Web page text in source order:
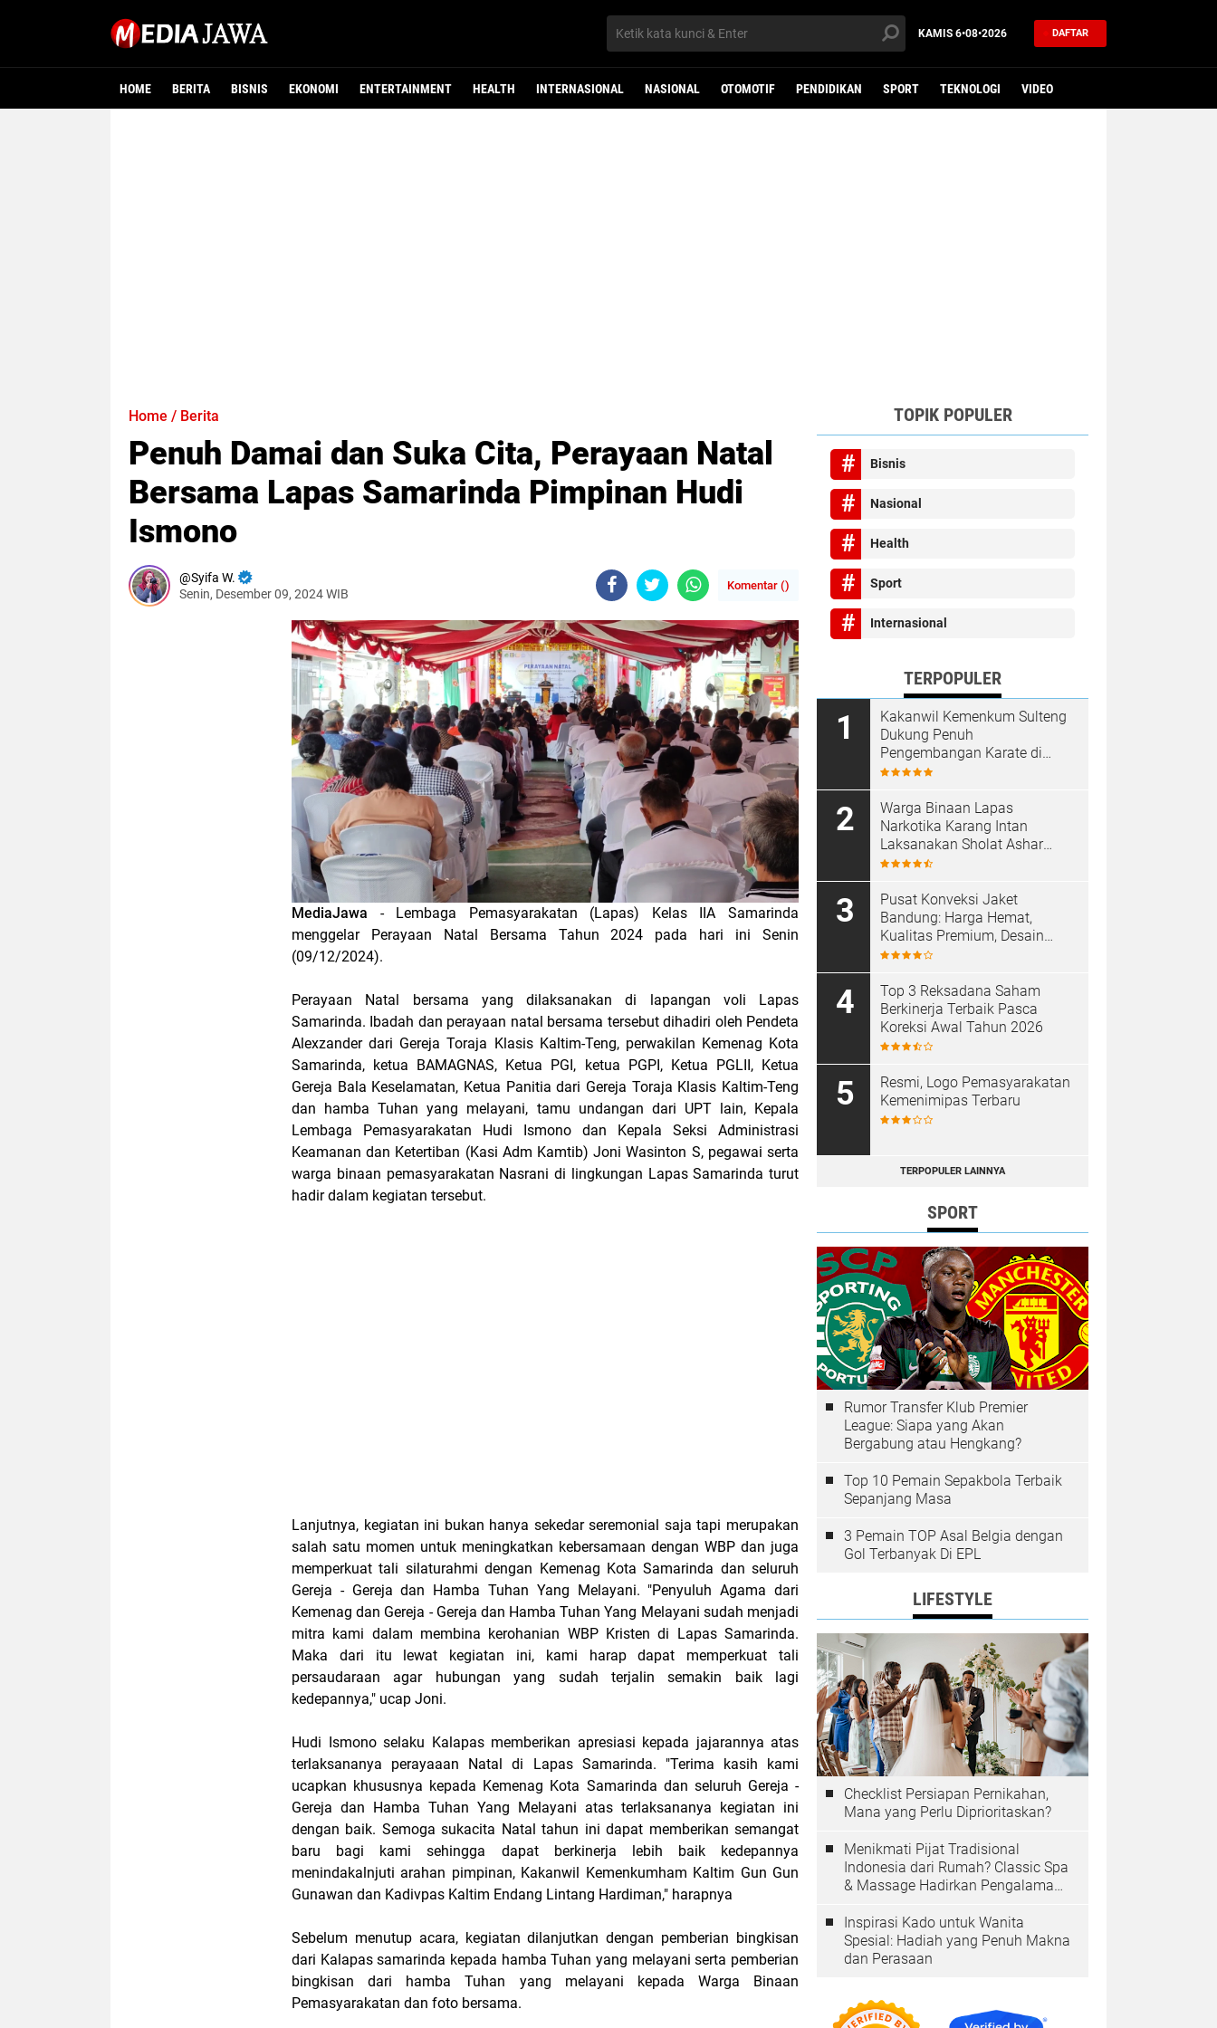
KAMIS 6•08•2026 DAFTAR
HOME BERITA BISNIS EKONOMI ENTERTAINMENT HEALTH INTERNASIONAL NASIONAL OTOMOTIF PENDIDIKAN SPORT TEKNOLOGI VIDEO
Home / Berita
Penuh Damai dan Suka Cita, Perayaan Natal
Bersama Lapas Samarinda Pimpinan Hudi
Ismono
Syifa W.
Senin, Desember 09, 2024 WIB
Komentar ()
MediaJawa - Lembaga Pemasyarakatan (Lapas) Kelas IIA Samarinda
menggelar Perayaan Natal Bersama Tahun 2024 pada hari ini Senin
(09/12/2024).
Perayaan Natal bersama yang dilaksanakan di lapangan voli Lapas
Samarinda. Ibadah dan perayaan natal bersama tersebut dihadiri oleh Pendeta
Alexzander dari Gereja Toraja Klasis Kaltim-Teng, perwakilan Kemenag Kota
Samarinda, ketua BAMAGNAS, Ketua PGI, ketua PGPI, Ketua PGLII, Ketua
Gereja Bala Keselamatan, Ketua Panitia dari Gereja Toraja Klasis Kaltim-Teng
dan hamba Tuhan yang melayani, tamu undangan dari UPT lain, Kepala
Lembaga Pemasyarakatan Hudi Ismono dan Kepala Seksi Administrasi
Keamanan dan Ketertiban (Kasi Adm Kamtib) Joni Wasinton S, pegawai serta
warga binaan pemasyarakatan Nasrani di lingkungan Lapas Samarinda turut
hadir dalam kegiatan tersebut.
Lanjutnya, kegiatan ini bukan hanya sekedar seremonial saja tapi merupakan
salah satu momen untuk meningkatkan kebersamaan dengan WBP dan juga
memperkuat tali silaturahmi dengan Kemenag Kota Samarinda dan seluruh
Gereja - Gereja dan Hamba Tuhan Yang Melayani. "Penyuluh Agama dari
Kemenag dan Gereja - Gereja dan Hamba Tuhan Yang Melayani sudah menjadi
mitra kami dalam membina kerohanian WBP Kristen di Lapas Samarinda.
Maka dari itu lewat kegiatan ini, kami harap dapat memperkuat tali
persaudaraan agar hubungan yang sudah terjalin semakin baik lagi
kedepannya," ucap Joni.
Hudi Ismono selaku Kalapas memberikan apresiasi kepada jajarannya atas
terlaksananya perayaaan Natal di Lapas Samarinda. "Terima kasih kami
ucapkan khususnya kepada Kemenag Kota Samarinda dan seluruh Gereja -
Gereja dan Hamba Tuhan Yang Melayani atas terlaksananya kegiatan ini
dengan baik. Semoga sukacita Natal tahun ini dapat memberikan semangat
baru bagi kami sehingga dapat berkinerja lebih baik kedepannya
menindakalnjuti arahan pimpinan, Kakanwil Kemenkumham Kaltim Gun Gun
Gunawan dan Kadivpas Kaltim Endang Lintang Hardiman," harapnya
Sebelum menutup acara, kegiatan dilanjutkan dengan pemberian bingkisan
dari Kalapas samarinda kepada hamba Tuhan yang melayani serta pemberian
bingkisan dari hamba Tuhan yang melayani kepada Warga Binaan
Pemasyarakatan dan foto bersama.
TOPIK POPULER
Bisnis
Nasional
Health
Sport
Internasional
TERPOPULER
Kakanwil Kemenkum Sulteng
Dukung Penuh
Pengembangan Karate di
Bumi Seribu Megalith
Warga Binaan Lapas
Narkotika Karang Intan
Laksanakan Sholat Ashar
Berjamaah di Masjid At-
Pusat Konveksi Jaket
Bandung: Harga Hemat,
Kualitas Premium, Desain
Custom
Top 3 Reksadana Saham
Berkinerja Terbaik Pasca
Koreksi Awal Tahun 2026
Resmi, Logo Pemasyarakatan
Kemenimipas Terbaru
TERPOPULER LAINNYA
SPORT
Rumor Transfer Klub Premier
League: Siapa yang Akan
Bergabung atau Hengkang?
Top 10 Pemain Sepakbola Terbaik
Sepanjang Masa
3 Pemain TOP Asal Belgia dengan
Gol Terbanyak Di EPL
LIFESTYLE
Checklist Persiapan Pernikahan,
Mana yang Perlu Diprioritaskan?
Menikmati Pijat Tradisional
Indonesia dari Rumah? Classic Spa
& Massage Hadirkan Pengalaman
Inspirasi Kado untuk Wanita
Spesial: Hadiah yang Penuh Makna
dan Perasaan